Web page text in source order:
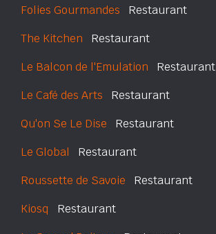
Folies Gourmandes Restaurant
The Kitchen Restaurant
Le Balcon de l'Emulation Restaurant
Le Café des Arts Restaurant
Qu'on Se Le Dise Restaurant
Le Global Restaurant
Roussette de Savoie Restaurant
Kiosq Restaurant